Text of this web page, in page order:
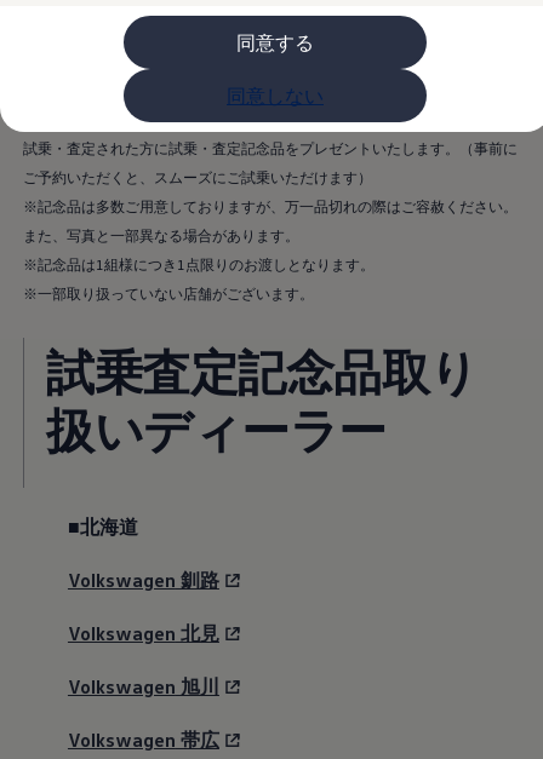
同意する
同意しない
レビュー動画
ブランドストーリー
購入検討中の方へ
オファー(購入サポート・金利情報)
金利情報
Golf お乗り換えを10万円補助
Tiguan 購入後、5年間の安心サポートが無償
Golf Variant お乗り換えを10万円補助
Volkswagenアンバサダープログラム
ファイナンシャルサービス
ファイナンシャルサービス
フォルクスワーゲン自動車保険プラス
Volkswagen Card
モデル別月々のお支払い例
ライフスタイルに合ったプランをみつける
カスタマーポータル 登録・ログイン
Match Maker 登録・ログイン
補助金・エコカー優遇制度
補助金・エコカー優遇制度
ID. Buzz
アフターサービス
フォルクスワーゲン純正部品のメリット
修理と点検
エンジンオイルおよびフルード類
路上故障に関するサポート
期間中にご来場で「Volkswagenオリジナルカラビナ付き
カップ」を、対象車種ご試乗・査定で「ILLUMSコラボ
3Wayショルダーポーチ」をプレゼントします。
※期間中にご来場され、アンケートにご協力いただいた方に来場記念品を、
試乗・査定された方に試乗・査定記念品をプレゼントいたします。（事前に
ご予約いただくと、スムーズにご試乗いただけます）
※記念品は多数ご用意しておりますが、万一品切れの際はご容赦ください。
また、写真と一部異なる場合があります。
※記念品は1組様につき1点限りのお渡しとなります。
※一部取り扱っていない店舗がございます。
試乗査定記念品取り
扱いディーラー
■北海道
Volkswagen 釧路
Volkswagen 北見
Volkswagen 旭川
Volkswagen 帯広